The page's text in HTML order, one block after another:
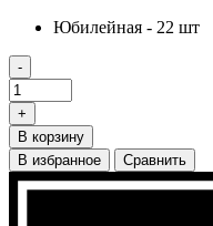
Юбилейная - 22 шт
-
+
В корзину
В избранное
Сравнить